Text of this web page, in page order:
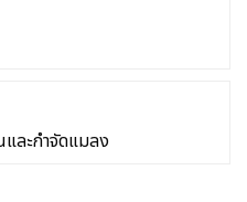
ละกำจัดแมลง